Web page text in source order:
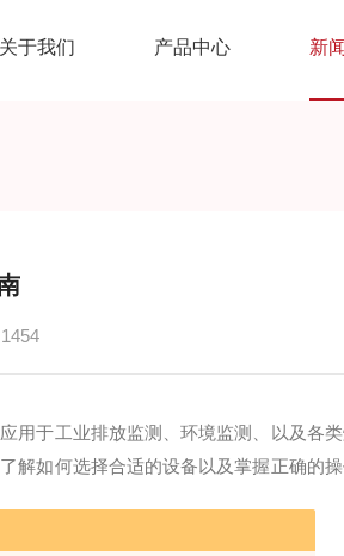
关于我们 产品中心 新
于工业排放监测、环境监测、以及各
解如何选择合适的设备以及掌握正确的